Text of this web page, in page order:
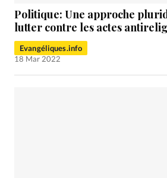
Politique: Une approche
lutter contre les actes
Evangéliques.info
18 Mar 2022